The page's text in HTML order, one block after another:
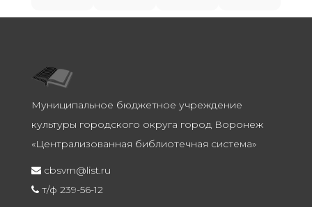
Муниципальное бюджетное учреждение
культуры городского округа город Воронеж
«Централизованная библиотечная система»
cbsvrn@list.ru
т/ф 239-56-12